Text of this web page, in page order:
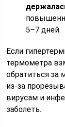
5–7 дней.
Если
термометра
обратиться
из-за
вирусам и
заболеть.